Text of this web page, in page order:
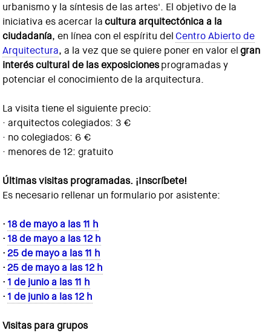
urbanismo y la síntesis de las artes'. El objetivo de la
iniciativa es acercar lacultura arquitectónica a la
ciudadanía, en línea con el espíritu del Centro Abierto de
Arquitectura, a la vez que se quiere poner en valor elgran
interés cultural de las exposicionesprogramadas y
potenciar el conocimiento de la arquitectura.
La visita tiene el siguiente precio:
· arquitectos colegiados: 3 €
· no colegiados: 6 €
· menores de 12: gratuito
Últimas visitas programadas. ¡Inscríbete!
Es necesario rellenar un formulario por asistente:
· 18 de mayo a las 11 h
· 18 de mayo a las 12 h
· 25 de mayo a las 11 h
· 25 de mayo a las 12 h
· 1 de junio a las 11 h
· 1 de junio a las 12 h
Visitas para grupos